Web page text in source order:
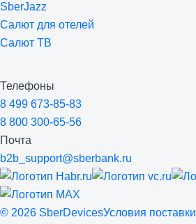
SberJazz
Салют для отелей
Салют ТВ
Телефоны
8 499 673-85-83
8 800 300-65-56
Почта
b2b_support@sberbank.ru
© 2026 SberDevicesУсловия поставки